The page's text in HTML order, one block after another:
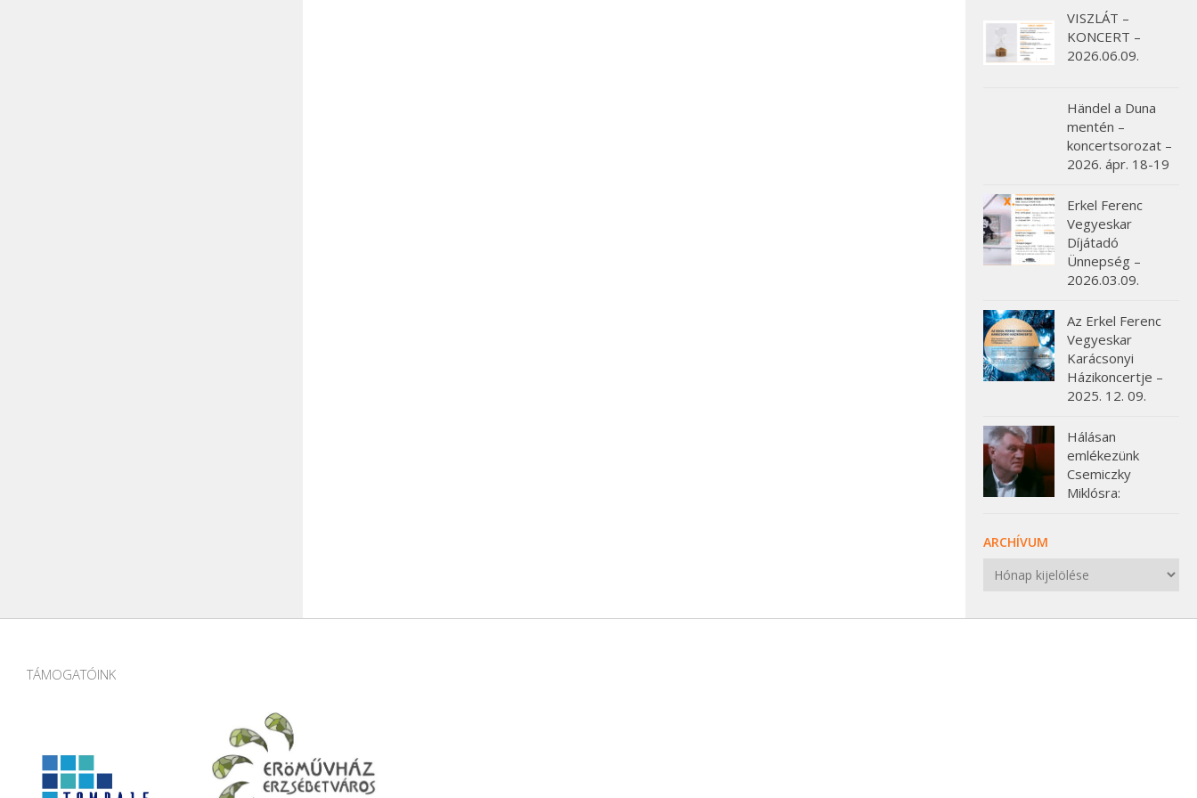
VISZLÁT –
KONCERT –
2026.06.09.
Händel a Duna
mentén –
koncertsorozat –
2026. ápr. 18-19
Erkel Ferenc
Vegyeskar
Díjátadó
Ünnepség –
2026.03.09.
Az Erkel Ferenc
Vegyeskar
Karácsonyi
Házikoncertje –
2025. 12. 09.
Hálásan
emlékezünk
Csemiczky
Miklósra:
ARCHÍVUM
Archívum
TÁMOGATÓINK